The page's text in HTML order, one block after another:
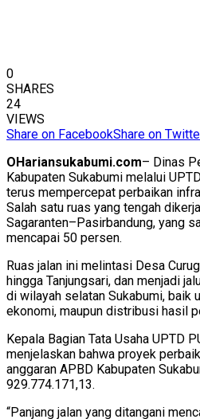
0
SHARES
24
VIEWS
Share on FacebookShare on
OHariansukabumi.com– Dinas
Kabupaten Sukabumi melalui
terus mempercepat perbaikan
Salah satu ruas yang tengah
Sagaranten–Pasirbandung, yang
mencapai 50 persen.
Ruas jalan ini melintasi Desa
hingga Tanjungsari, dan menjadi
di wilayah selatan Sukabumi, baik
ekonomi, maupun distribusi hasil
Kepala Bagian Tata Usaha UPTD
menjelaskan bahwa proyek
anggaran APBD Kabupaten
929.774.171,13.
“Panjang jalan yang ditangani